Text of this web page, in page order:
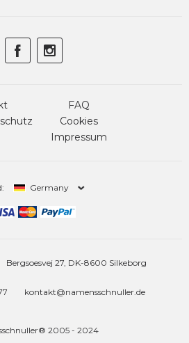
FAQ
Cookies
Impressum
Germany
Bergsoesvej 27, DK-8600 Silkeborg
kontakt@namensschnuller.de
2005 - 2024